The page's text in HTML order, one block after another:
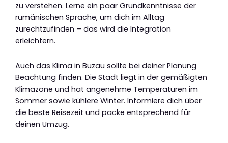
zu verstehen. Lerne ein paar Grundkenntnisse der
rumänischen Sprache, um dich im Alltag
zurechtzufinden – das wird die Integration
erleichtern.
Auch das Klima in Buzau sollte bei deiner Planung
Beachtung finden. Die Stadt liegt in der gemäßigten
Klimazone und hat angenehme Temperaturen im
Sommer sowie kühlere Winter. Informiere dich über
die beste Reisezeit und packe entsprechend für
deinen Umzug.